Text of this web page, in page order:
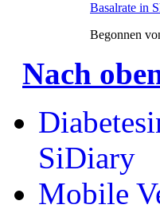
Basalrate in
Begonnen
Nach
SiDiary
Mobile